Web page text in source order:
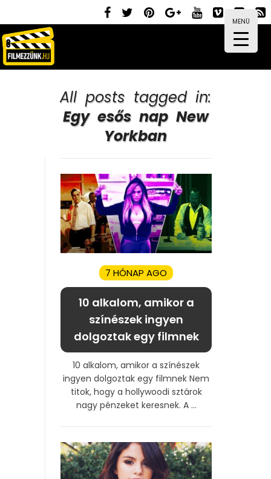
MENÜ
All posts tagged in:
Egy esős nap New
Yorkban
7 HÓNAP AGO
10 alkalom, amikor a
színészek ingyen
dolgoztak egy filmnek
10 alkalom, amikor a színészek
ingyen dolgoztak egy filmnek Nem
titok, hogy a hollywoodi sztárok
nagy pénzeket keresnek. A ...